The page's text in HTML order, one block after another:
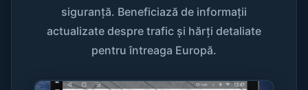
siguranță. Beneficiază de informații
actualizate despre trafic și hărți detaliate
pentru întreaga Europă.